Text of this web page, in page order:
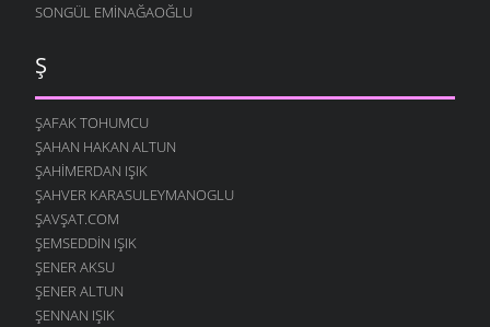
SONGÜL EMINAĞAOĞLU
Ş
ŞAFAK TOHUMCU
ŞAHAN HAKAN ALTUN
ŞAHIMERDAN IŞIK
ŞAHVER KARASULEYMANOGLU
ŞAVŞAT.COM
ŞEMSEDDIN IŞIK
ŞENER AKSU
ŞENER ALTUN
ŞENNAN IŞIK